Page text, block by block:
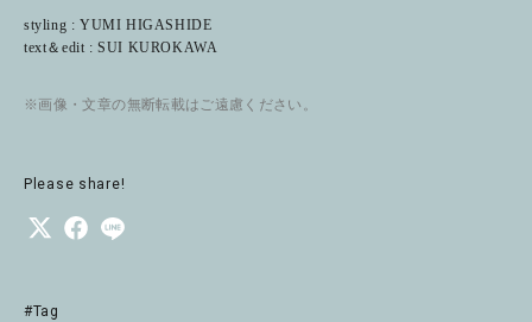
styling : YUMI HIGASHIDE
text＆edit : SUI KUROKAWA
※画像・文章の無断転載はご遠慮ください。
Please share!
#Tag